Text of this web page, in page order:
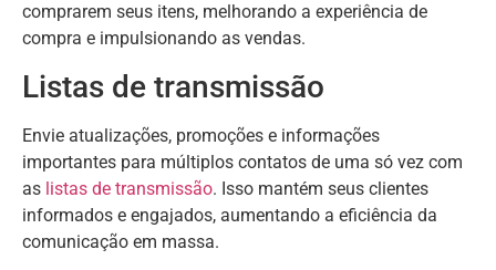
comprarem seus itens, melhorando a experiência de
compra e impulsionando as vendas.
Listas de transmissão
Envie atualizações, promoções e informações
importantes para múltiplos contatos de uma só vez com
as listas de transmissão. Isso mantém seus clientes
informados e engajados, aumentando a eficiência da
comunicação em massa.